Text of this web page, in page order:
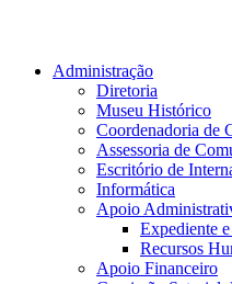
Administração
Diretoria
Museu Histórico
Coordenadoria de
Assessoria de
Escritório de
Informática
Apoio
Expediente
Recursos
Apoio Financeiro